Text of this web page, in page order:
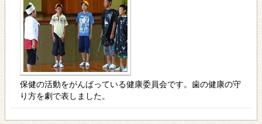
保健の活動をがんばっている健康委員会です。歯の健康の守
り方を劇で表しました。